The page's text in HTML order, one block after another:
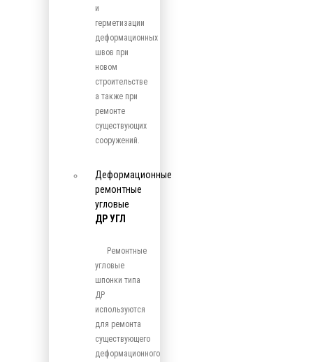
и
герметизации
деформационных
швов при
новом
строительстве
а также при
ремонте
существующих
сооружений.
Деформационные
ремонтные
угловые
ДР УГЛ
Ремонтные
угловые
шпонки типа
ДР
используются
для ремонта
существующего
деформационного